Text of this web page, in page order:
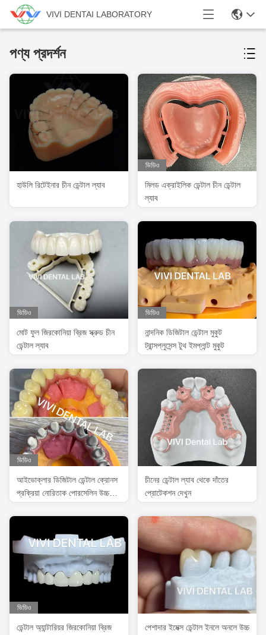
VIVI DENTAI LABORATORY
পণ্য প্রদর্শন
হাউলি রিটেইনার চীন ডেন্টাল ল্যাব
ভিডিও
মিলড এক্রাইলিক ডেন্টাল চীন ডেন্টাল
ল্যাব
ভিডিও
মোট ফুল জিরকোনিয়া ব্রিজ স্ক্রুড চীন
ডেন্টাল ল্যাব
ভিডিও
নান্দনিক ডিজিটাল ডেন্টাল মুকুট
ট্রান্সপ্লুসেন্স টুথ ইমপ্লান্ট মুকুট
ভিডিও
আইভোক্লার ডিজিটাল ডেন্টাল ক্রোনস
প্রক্রিয়া নোরিতাক পোরসেলিন উচ্চ
চীনের ডেন্টাল ল্যাব থেকে দাঁতের
প্রোটেকশন দেখুন
ভিডিও
ডেন্টাল অ্যান্টারিয়র জিরকোনিয়া ব্রিজ
পেশাদার ইমেক্স ডেন্টাল ইনলে অনলে উচ্চ